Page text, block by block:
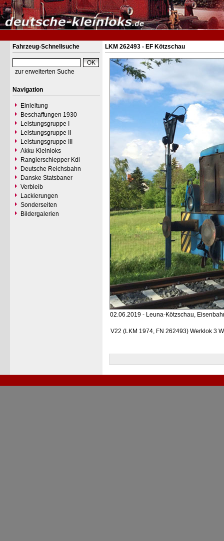
Fahrzeug-Schnellsuche
zur erweiterten Suche
Navigation
Einleitung
Beschaffungen 1930
Leistungsgruppe I
Leistungsgruppe II
Leistungsgruppe III
Akku-Kleinloks
Rangierschlepper Kdl
Deutsche Reichsbahn
Danske Statsbaner
Verbleib
Lackierungen
Sonderseiten
Bildergalerien
LKM 262493 - EF Kötzschau
02.06.2019 - Leuna-Kötzschau,
V22 (LKM 1974, FN 262493) Werklok 3